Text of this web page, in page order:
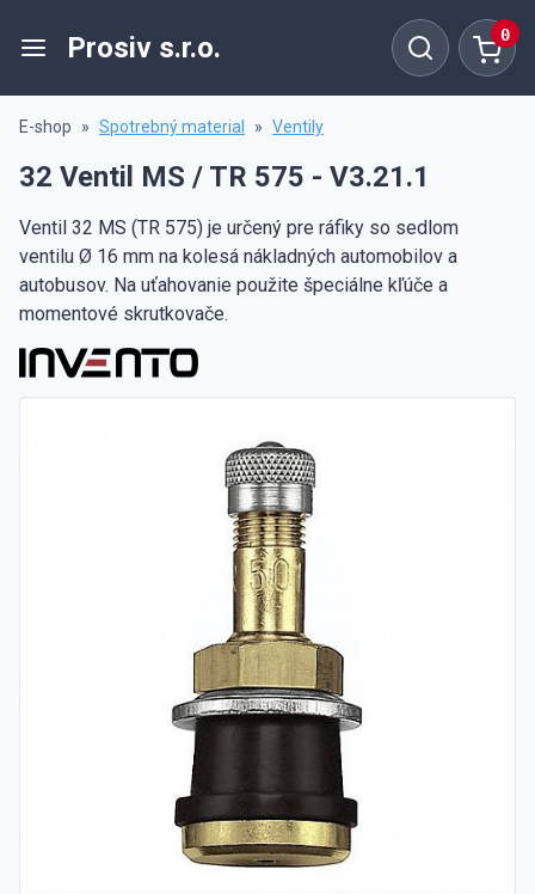
Prosiv s.r.o. 0
E-shop » Spotrebný material » Ventily
32 Ventil MS / TR 575 - V3.21.1
Ventil 32 MS (TR 575) je určený pre ráfiky so sedlom
ventilu Ø 16 mm na kolesá nákladných automobilov a
autobusov. Na uťahovanie použite špeciálne kľúče a
momentové skrutkovače.